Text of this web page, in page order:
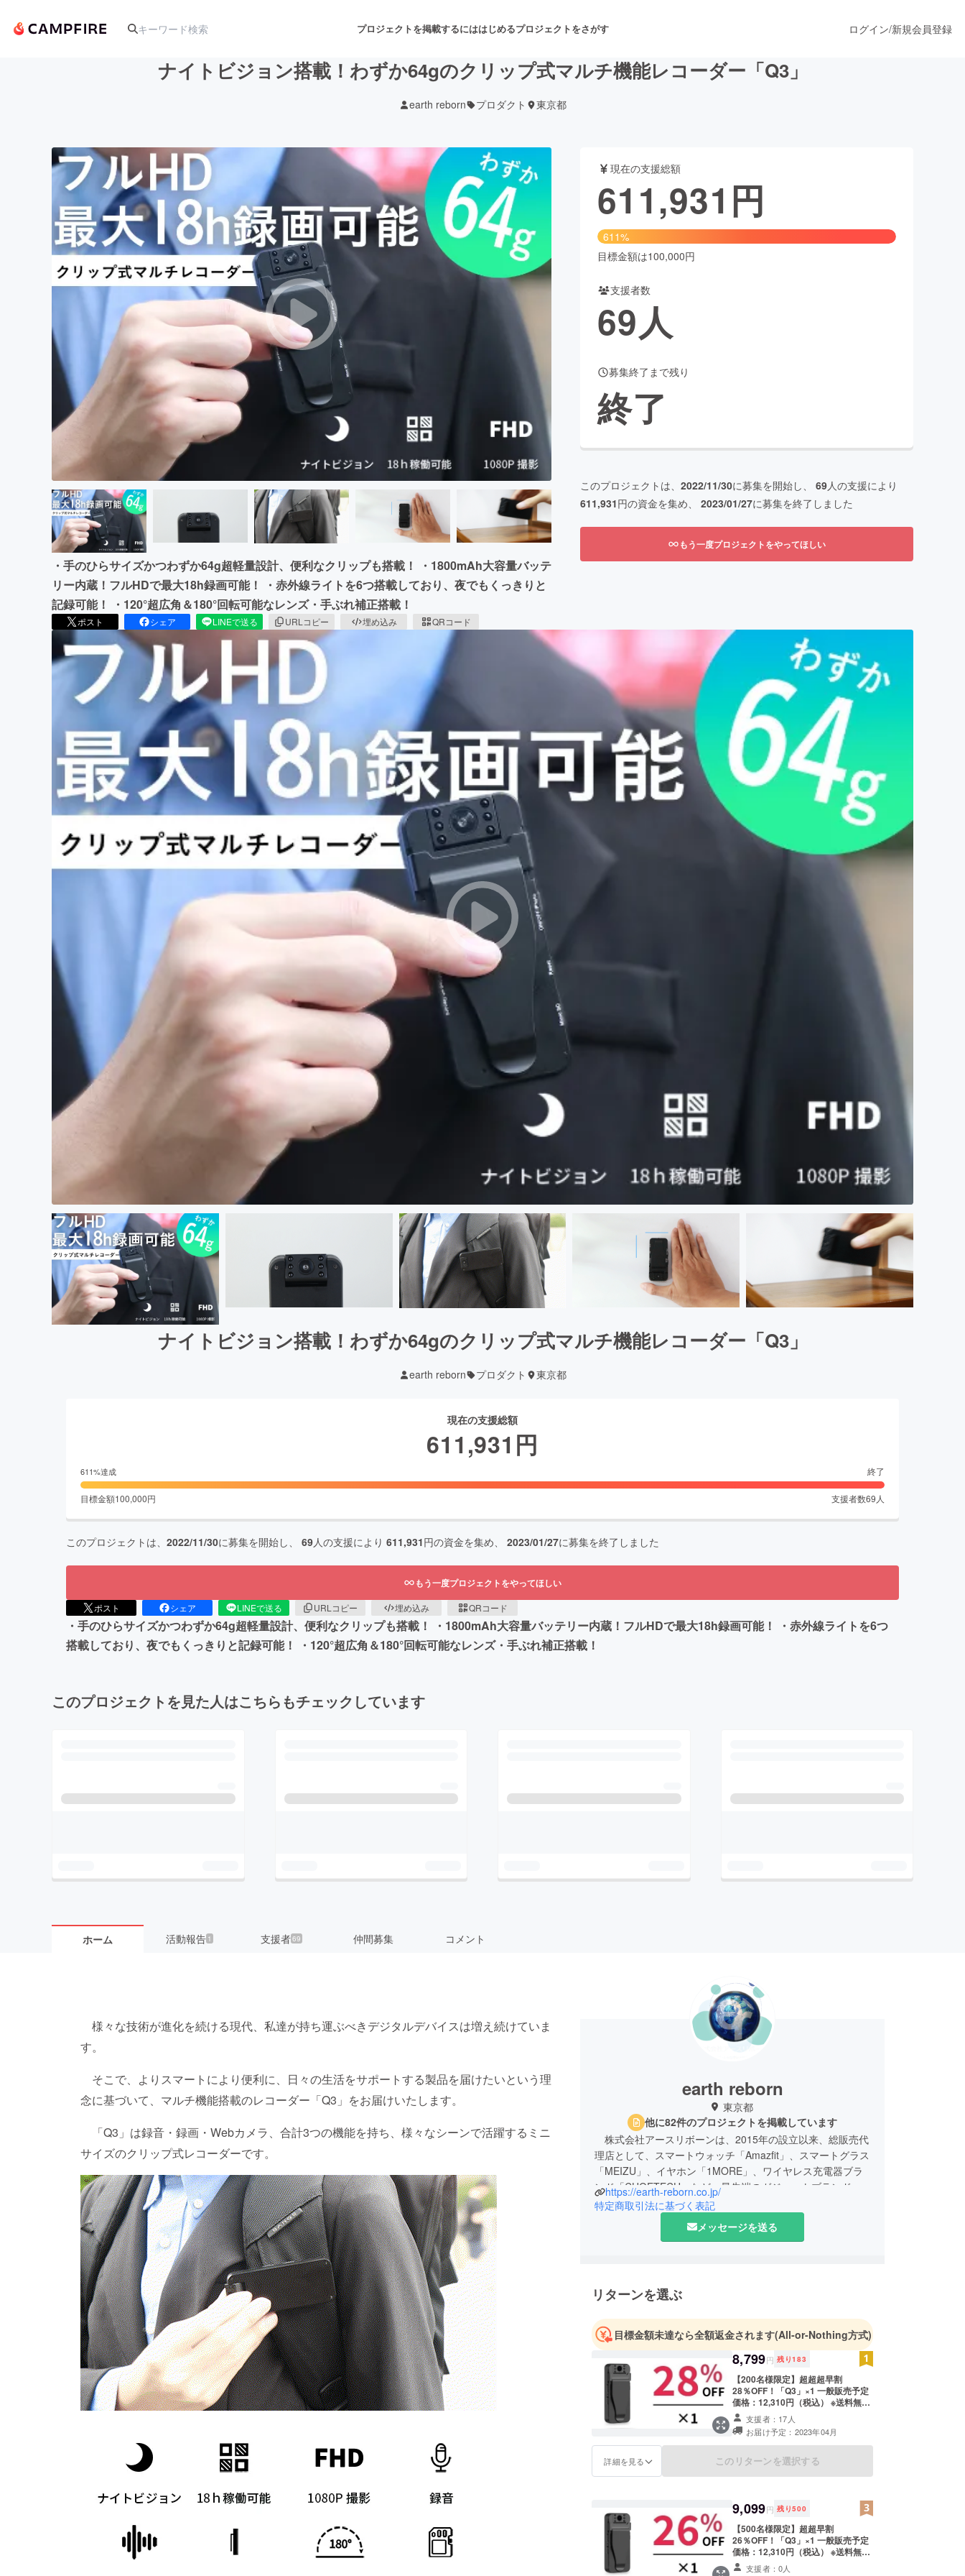
プロジェクトを掲載するにははじめるプロジェクトをさがす
アート・写真 舞台・パフォーマンス
テクノロジー・ガジェット ゲーム・サービス開発 ファッション
映像・映画 アニメ・漫画
ビジネス・起業 チャレンジ ビューティー・ヘルスケア
まちづくり・地域活性化
CAMPFIRE for Social Good
CAMPFIRE Creation
コミュニティ
ログイン/新規会員登録
ナイトビジョン搭載！わずか64gのクリップ式マルチ機能レコーダー「Q3」
earth reborn プロダクト 東京都
・手のひらサイズかつわずか64g超軽量設計、便利なクリップも搭載！ ・1800mAh大容量バッテ
リー内蔵！フルHDで最大18h録画可能！ ・赤外線ライトを6つ搭載しており、夜でもくっきりと
記録可能！ ・120°超広角＆180°回転可能なレンズ・手ぶれ補正搭載！
ポスト シェア LINEで送る URLコピー 埋め込み QRコード
現在の支援総額
611,931 円
611%
目標金額は100,000円
支援者数
69人
募集終了まで残り
終了
このプロジェクトは、 2022/11/30に募集を開始し、 69人の支援により
611,931円の資金を集め、 2023/01/27に募集を終了しました
もう一度プロジェクトをやってほしい
ナイトビジョン搭載！わずか64gのクリップ式マルチ機能レコーダー「Q3」
earth reborn プロダクト 東京都
現在の支援総額
611,931 円
611%達成 終了
目標金額100,000円 支援者数69 人
このプロジェクトは、 2022/11/30に募集を開始し、 69人の支援により 611,931円の資金を集め、 2023/01/27に募集を終了しました
もう一度プロジェクトをやってほしい
ポスト シェア LINEで送る URLコピー 埋め込み QRコード
・手のひらサイズかつわずか64g超軽量設計、便利なクリップも搭載！ ・1800mAh大容量バッテリー内蔵！フルHDで最大18h録画可能！ ・赤外線ライトを6つ
搭載しており、夜でもくっきりと記録可能！ ・120°超広角＆180°回転可能なレンズ・手ぶれ補正搭載！
このプロジェクトを見た人はこちらもチェックしています
ホーム 活動報告 1 支援者69 仲間募集 コメント
様々な技術が進化を続ける現代、私達が持ち運ぶべきデジタルデバイスは増え続けていま
す。
そこで、よりスマートにより便利に、日々の生活をサポートする製品を届けたいという理
念に基づいて、マルチ機能搭載のレコーダー「Q3」をお届けいたします。
「Q3」は録音・録画・Webカメラ、合計3つの機能を持ち、様々なシーンで活躍するミニ
サイズのクリップ式レコーダーです。
earth reborn
東京都
他に82件のプロジェクトを掲載しています
株式会社アースリボーンは、2015年の設立以来、総販売代
理店として、スマートウォッチ「Amazfit」、スマートグラス
「MEIZU」、イヤホン「1MORE」、ワイヤレス充電器ブラ
ンド「CHOETECH」など、最先端のガジェットブランドを
幅広く取り扱っております。
私たちは、「世界中の優れたブランドを発掘し、日本市場
体の調和を願う」という想いが込められています。私たち
は、地域社会から世界へと貢献できるグローバル企業を目指
し、貧困地域での慈善活動や、貧困・差別といった社会課題
の改善にも微力ながら取り組んでおります。
今後とも、皆さまの温かいご支援を賜りますよう、心より
お願い申し上げます。
https://earth-reborn.co.jp/
特定商取引法に基づく表記
メッセージを送る
リターンを選ぶ
目標金額未達なら全額返金されます(All-or-Nothing方式)
8,799円 残り183
【200名様限定】超超超早割
28％OFF！「Q3」×1 一般販売予定
価格：12,310円（税込） ※送料無料
（日本国内限定） 内容物： 「Q3」
本体×1 USB Type-C充電ケーブル×1
日本語取扱説明書×1
支援者：17人
お届け予定：2023年04月
詳細を見る このリターンを選択する
9,099円 残り500
【500名様限定】超超早割
26％OFF！「Q3」×1 一般販売予定
価格：12,310円（税込） ※送料無料
（日本国内限定） 内容物： 「Q3」
支援者：0人